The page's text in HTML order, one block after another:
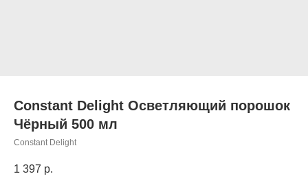
Constant Delight Осветляющий порошок
Чёрный 500 мл
Constant Delight
1 397 р.